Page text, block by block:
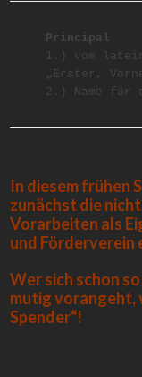
Principal
1.) vom
„Erster,
2.) Name für
In diesem frühen
zunächst die
Vorarbeiten als
und Förderverein
Wer sich schon
mutig vorangeht,
Spender“!